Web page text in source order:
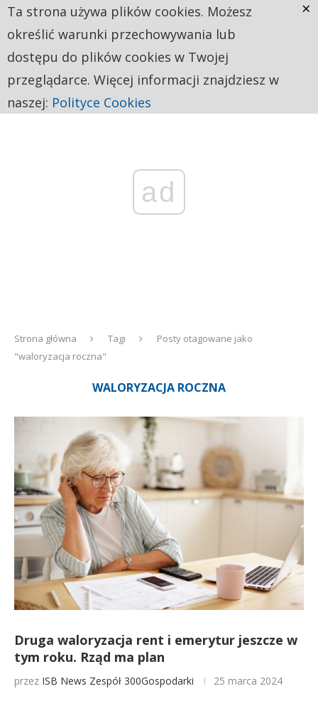
ad
Strona główna Tagi
Posty otagowane jako
"waloryzacja roczna"
WALORYZACJA ROCZNA
Druga waloryzacja rent i emerytur jeszcze w
tym roku. Rząd ma plan
przez ISB News Zespół 300Gospodarki 25 marca 2024
Ta strona używa plików cookies. Możesz
określić warunki przechowywania lub
dostępu do plików cookies w Twojej
przeglądarce. Więcej informacji znajdziesz w
naszej: Polityce Cookies
×